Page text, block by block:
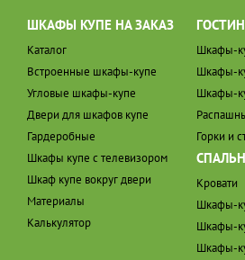
ШКАФЫ КУПЕ НА ЗАКАЗ
Каталог
Встроенные шкафы-купе
Угловые шкафы-купе
Двери для шкафов купе
Гардеробные
Шкафы купе с телевизором
Шкаф купе вокруг двери
Материалы
Калькулятор
Шкафы-
Шкафы-
Шкафы-
Горки и
Кровати
Шкафы-
Шкафы-
Шкафы-